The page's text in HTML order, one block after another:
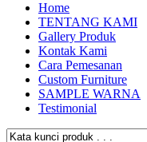
Home
TENTANG KAMI
Gallery Produk
Kontak Kami
Cara Pemesanan
Custom Furniture
SAMPLE WARNA
Testimonial